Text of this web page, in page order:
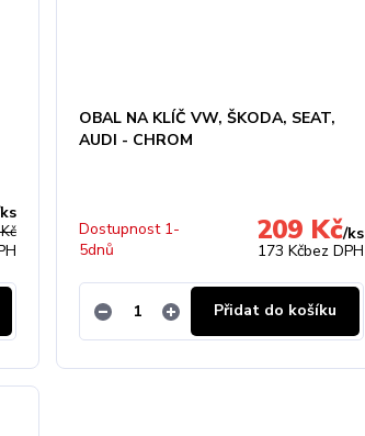
ks
OBAL NA KLÍČ VW, ŠKODA, SEAT,
AUDI - CHROM
209 Kč/ks
173 Kčbez DPH
Dostupnost 1-
5dnů
Přidat do košíku